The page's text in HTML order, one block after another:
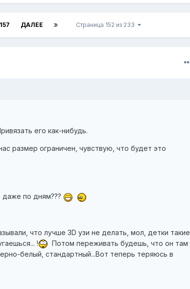
157 ДАЛЕЕ Страница 152 из 233
его как-нибудь.
размер ограничен, чувствую, что будет это
даже по дням???
что лучше 3D узи не делать, мол, детки такие
!
Потом переживать будешь, что он там
белый, стандартный...Вот теперь теряюсь в